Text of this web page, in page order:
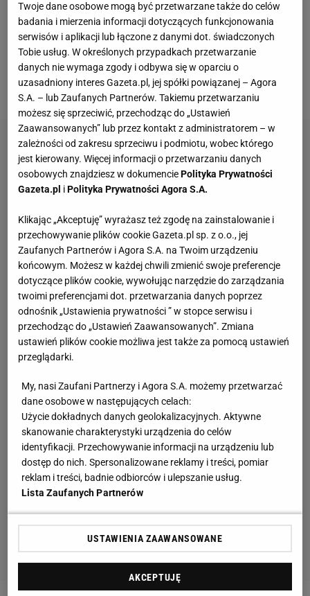
Lizarazuuważa, że VAR zepsuł spotkanie o Puchar
Ligi Francuskiej. Sędziowie nie uznali bramki
Radamela Falcao, którą Kolumbijczyk zdobył przy
wyniku2:0 dla PSG.
Twoje dane osobowe mogą być przetwarzane także do celów
badania i mierzenia informacji dotyczących funkcjonowania
serwisów i aplikacji lub łączone z danymi dot. świadczonych
Tobie usług. W określonych przypadkach przetwarzanie
danych nie wymaga zgody i odbywa się w oparciu o
uzasadniony interes Gazeta.pl, jej spółki powiązanej – Agora
S.A. – lub Zaufanych Partnerów. Takiemu przetwarzaniu
możesz się sprzeciwić, przechodząc do „Ustawień
Zaawansowanych” lub przez kontakt z administratorem – w
zależności od zakresu sprzeciwu i podmiotu, wobec którego
jest kierowany. Więcej informacji o przetwarzaniu danych
osobowych znajdziesz w dokumenciePolityka Prywatności
Gazeta.pl iPolityka Prywatności Agora S.A.
Klikając „Akceptuję” wyrażasz też zgodę na zainstalowanie i
przechowywanie plików cookie Gazeta.pl sp. z o.o., jej
Zaufanych Partnerów i Agora S.A. na Twoim urządzeniu
końcowym. Możesz w każdej chwili zmienić swoje preferencje
dotyczące plików cookie, wywołując narzędzie do zarządzania
twoimi preferencjami dot. przetwarzania danych poprzez
odnośnik „Ustawienia prywatności ” w stopce serwisu i
przechodząc do „Ustawień Zaawansowanych”. Zmiana
ustawień plików cookie możliwa jest także za pomocą ustawień
przeglądarki.
My, nasi Zaufani Partnerzy i Agora S.A. możemy przetwarzać
dane osobowe w następujących celach:
Użycie dokładnych danych geolokalizacyjnych. Aktywne
skanowanie charakterystyki urządzenia do celów
identyfikacji. Przechowywanie informacji na urządzeniu lub
dostęp do nich. Spersonalizowane reklamy i treści, pomiar
reklam i treści, badnie odbiorców i ulepszanie usług.
Lista Zaufanych Partnerów
USTAWIENIA ZAAWANSOWANE
AKCEPTUJĘ